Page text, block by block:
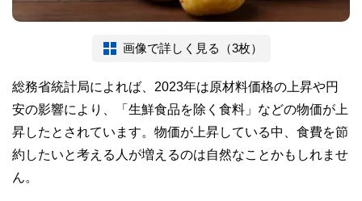
画像で詳しく見る（3枚）
総務省統計局によれば、2023年は原材料価格の上昇や円
安の影響により、「生鮮食品を除く食料」などの物価が上
昇したとされています。物価が上昇している中、食費を節
約したいと考える人が増えるのは自然なことかもしれませ
ん。